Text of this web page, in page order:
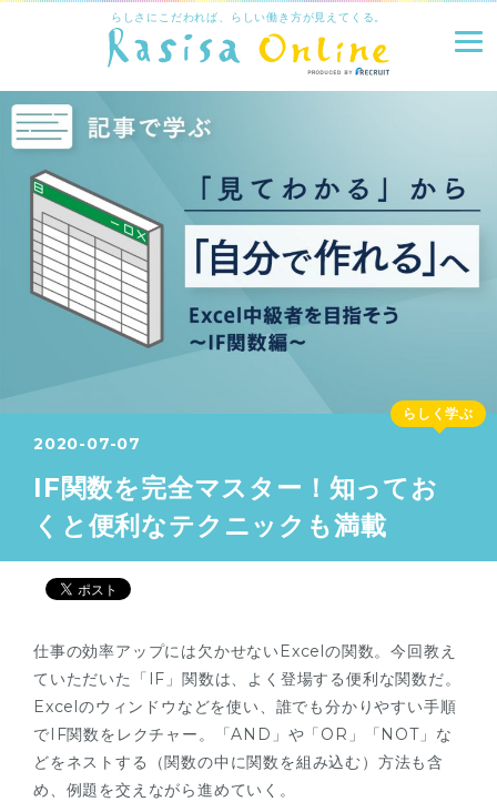
らしさにこだわれば、らしい働き方が見えてくる。
2020-07-07
IF関数を完全マスター！知ってお
くと便利なテクニックも満載
らしく学ぶ
仕事の効率アップには欠かせないExcelの関数。今回教え
ていただいた「IF」関数は、よく登場する便利な関数だ。
Excelのウィンドウなどを使い、誰でも分かりやすい手順
でIF関数をレクチャー。「AND」や「OR」「NOT」な
どをネストする（関数の中に関数を組み込む）方法も含
め、例題を交えながら進めていく。